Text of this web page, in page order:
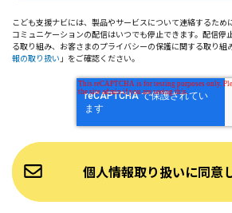
こども支援ナビには、製品やサービスについて連絡するため
コミュニケーションの配信はいつでも停止できます。配信停
る取り組み、お客さまのプライバシーの保護に関する取り組
報の取り扱い 」をご確認ください。